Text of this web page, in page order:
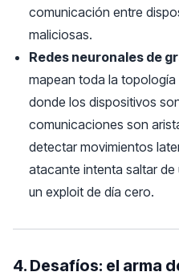
comunicación entre
maliciosas.
Redes neuronales de
mapean toda la
donde los dispositivos
comunicaciones son
detectar movimientos
atacante intenta saltar
un exploit de día cero.
4. Desafíos: el arma